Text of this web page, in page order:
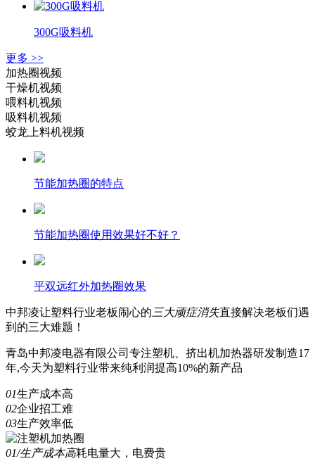
300G吸料机
更多 >>
加热圈视频
干燥机视频
喂料机视频
吸料机视频
蛟龙上料机视频
节能加热圈的特点
节能加热圈使用效果好不好？
平双远红外加热圈效果
中邦凌让塑料行业老板闹心的 三大顽症消失直接解决老板们遇
到的三大难题！
青岛中邦凌电器有限公司专注塑机、挤出机加热器研发制造17
年,今天为塑料行业带来纯利润提高10%的新产品
01生产成本高
02企业招工难
03生产效率低
01/生产成本高耗电量大，电费贵